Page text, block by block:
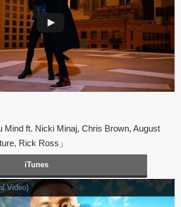
Mind ft. Nicki Minaj, Chris Brown, August
Rick Ross」
iTunes
Video)